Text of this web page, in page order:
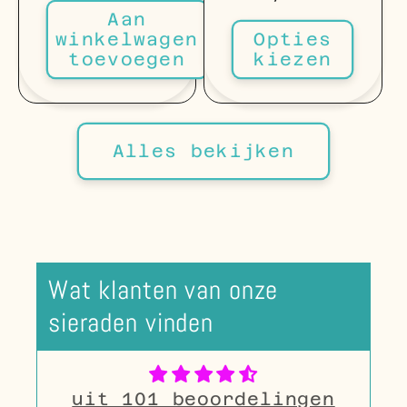
Aan
winkelwagen
toevoegen
prijs
Opties
kiezen
Alles bekijken
Wat klanten van onze
sieraden vinden
uit 101 beoordelingen